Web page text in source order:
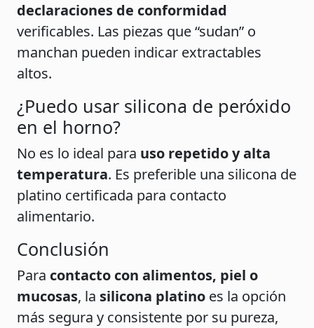
declaraciones de conformidad
verificables. Las piezas que “sudan” o
manchan pueden indicar extractables
altos.
¿Puedo usar silicona de peróxido
en el horno?
No es lo ideal para uso repetido y alta
temperatura. Es preferible una silicona de
platino certificada para contacto
alimentario.
Conclusión
Para contacto con alimentos, piel o
mucosas, la silicona platino es la opción
más segura y consistente por su pureza,